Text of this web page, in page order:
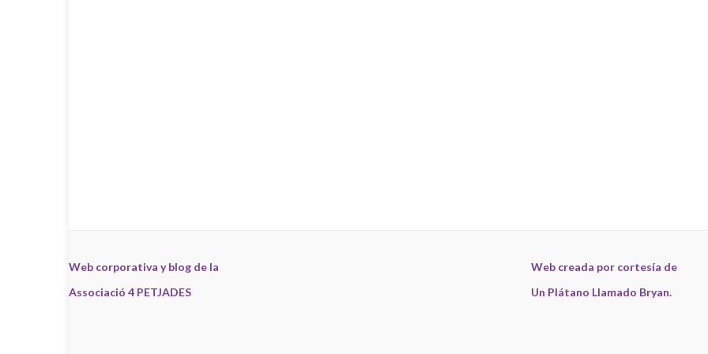
Web corporativa y blog de la
Associació 4 PETJADES
Web creada por cortesía de
Un Plátano Llamado Bryan.